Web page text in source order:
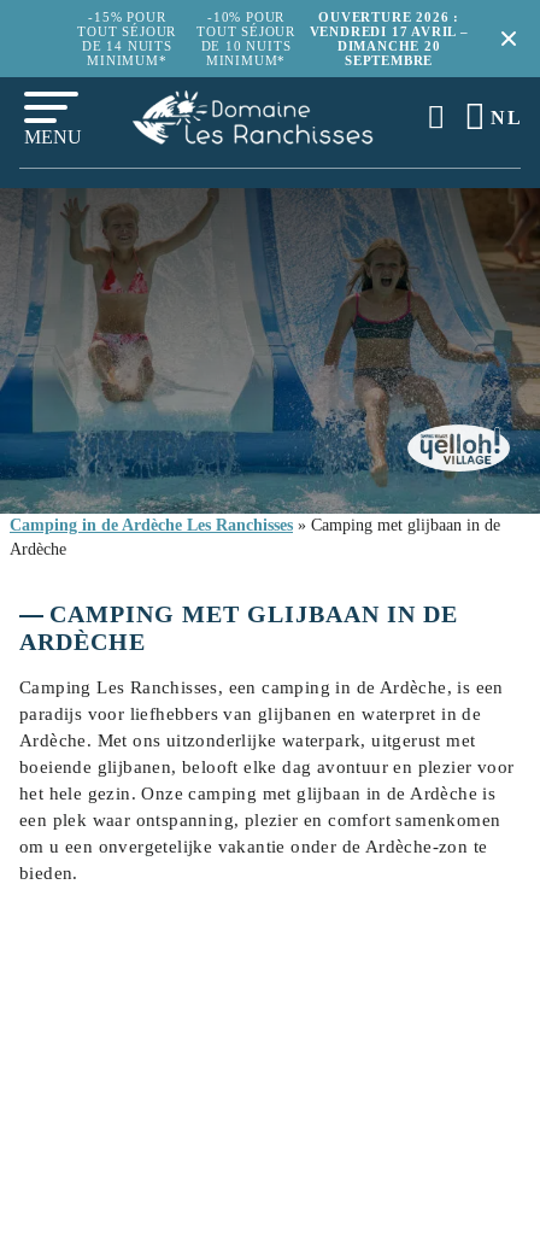
-15% POUR
TOUT SÉJOUR
DE 14 NUITS
MINIMUM*
-10% POUR
TOUT SÉJOUR
DE 10 NUITS
MINIMUM*
OUVERTURE 2026 :
VENDREDI 17 AVRIL –
DIMANCHE 20
SEPTEMBRE
MENU
NL
Camping in de Ardèche Les Ranchisses » Camping met glijbaan in de
Ardèche
CAMPING MET GLIJBAAN IN DE
ARDÈCHE
Camping Les Ranchisses, een camping in de Ardèche, is een
paradijs voor liefhebbers van glijbanen en waterpret in de
Ardèche. Met ons uitzonderlijke waterpark, uitgerust met
boeiende glijbanen, belooft elke dag avontuur en plezier voor
het hele gezin. Onze camping met glijbaan in de Ardèche is
een plek waar ontspanning, plezier en comfort samenkomen
om u een onvergetelijke vakantie onder de Ardèche-zon te
bieden.